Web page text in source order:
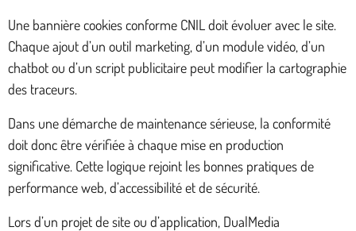
Une bannière cookies conforme CNIL doit évoluer avec le site.
Chaque ajout d’un outil marketing, d’un module vidéo, d’un
chatbot ou d’un script publicitaire peut modifier la cartographie
des traceurs.
Dans une démarche de maintenance sérieuse, la conformité
doit donc être vérifiée à chaque mise en production
significative. Cette logique rejoint les bonnes pratiques de
performance web, d’accessibilité et de sécurité.
Lors d’un projet de site ou d’application, DualMedia